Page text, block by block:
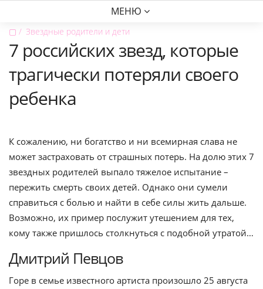
МЕНЮ
▢ Звездные родители и дети
7 российских звезд, которые
трагически потеряли своего
ребенка
К сожалению, ни богатство и ни всемирная слава не
может застраховать от страшных потерь. На долю этих 7
звездных родителей выпало тяжелое испытание –
пережить смерть своих детей. Однако они сумели
справиться с болью и найти в себе силы жить дальше.
Возможно, их пример послужит утешением для тех,
кому также пришлось столкнуться с подобной утратой…
Дмитрий Певцов
Горе в семье известного артиста произошло 25 августа